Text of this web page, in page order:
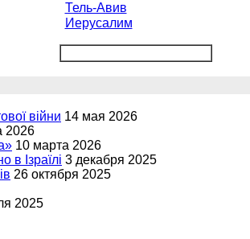
Тель-Авив
Иерусалим
війни 14 мая 2026
2026
10 марта 2026
Ізраїлі 3 декабря 2025
26 октября 2025
2025